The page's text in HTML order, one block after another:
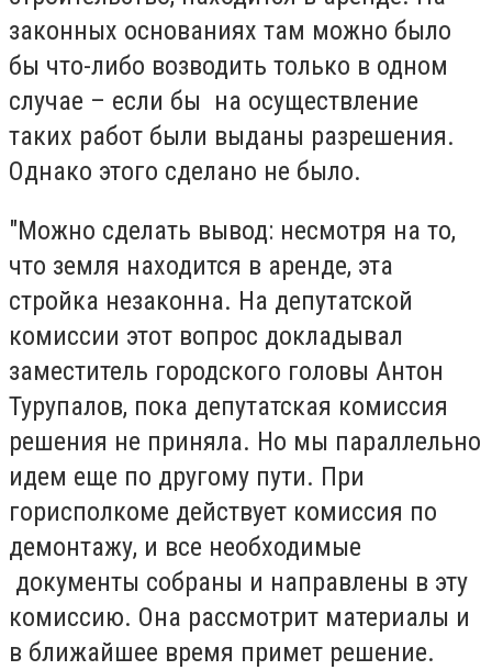
законных основаниях там можно было
бы что-либо возводить только в одном
случае – если бы на осуществление
таких работ были выданы разрешения.
Однако этого сделано не было.
"Можно сделать вывод: несмотря на то,
что земля находится в аренде, эта
стройка незаконна. На депутатской
комиссии этот вопрос докладывал
заместитель городского головы Антон
Турупалов, пока депутатская комиссия
решения не приняла. Но мы параллельно
идем еще по другому пути. При
горисполкоме действует комиссия по
демонтажу, и все необходимые
документы собраны и направлены в эту
комиссию. Она рассмотрит материалы и
в ближайшее время примет решение.